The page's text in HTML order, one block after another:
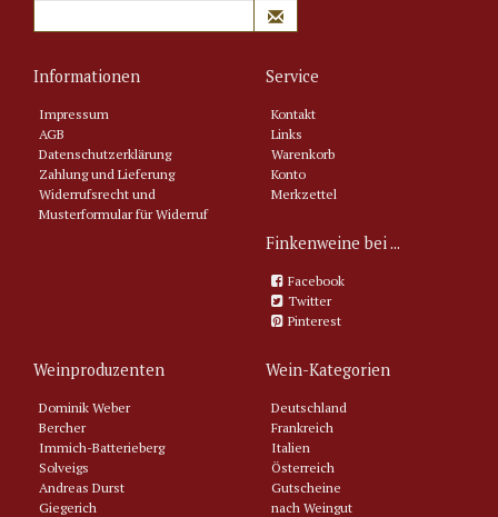
Informationen
Impressum
AGB
Datenschutzerklärung
Zahlung und Lieferung
Widerrufsrecht und
Musterformular für Widerruf
Service
Kontakt
Links
Warenkorb
Konto
Merkzettel
Finkenweine bei ...
Facebook
Twitter
Pinterest
Weinproduzenten
Dominik Weber
Bercher
Immich-Batterieberg
Solveigs
Andreas Durst
Giegerich
Wein-Kategorien
Deutschland
Frankreich
Italien
Österreich
Gutscheine
nach Weingut